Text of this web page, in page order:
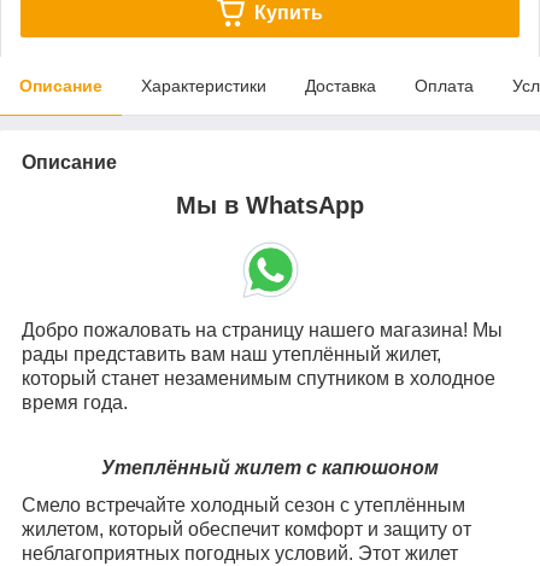
Купить
Описание Характеристики Доставка Оплата
Описание
Мы в WhatsApp
Добро пожаловать на страницу нашего магазина! Мы
рады представить вам наш утеплённый жилет,
который станет незаменимым спутником в холодное
время года.
Утеплённый жилет с капюшоном
Смело встречайте холодный сезон с утеплённым
жилетом, который обеспечит комфорт и защиту от
неблагоприятных погодных условий. Этот жилет